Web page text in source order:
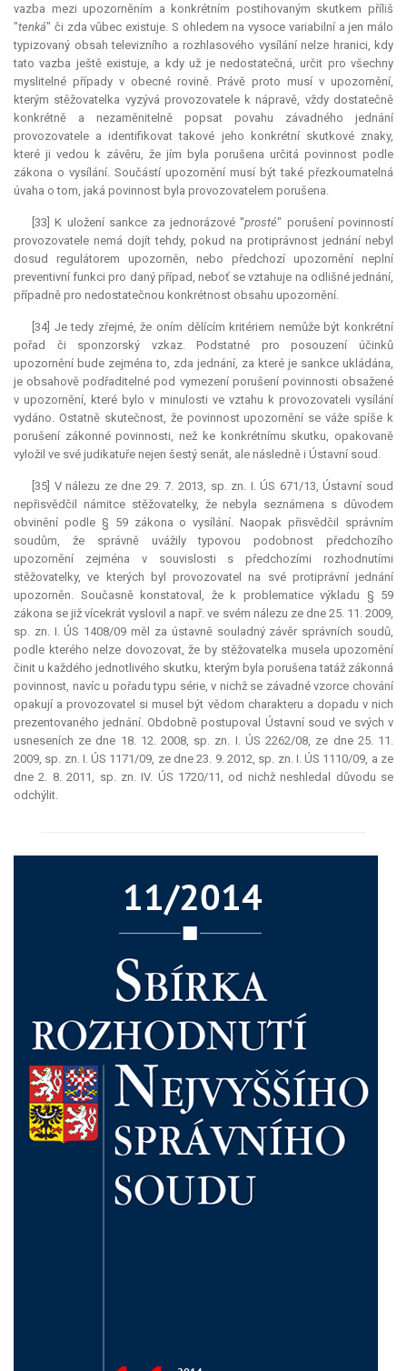
vazba mezi upozorněním a konkrétním postihovaným skutkem příliš
"tenká" či zda vůbec existuje. S ohledem na vysoce variabilní a jen málo
typizovaný obsah televizního a rozhlasového vysílání nelze hranici, kdy
tato vazba ještě existuje, a kdy už je nedostatečná, určit pro všechny
myslitelné případy v obecné rovině. Právě proto musí v upozornění,
kterým stěžovatelka vyzývá provozovatele k nápravě, vždy dostatečně
konkrétně a nezaměnitelně popsat povahu závadného jednání
provozovatele a identifikovat takové jeho konkrétní skutkové znaky,
které ji vedou k závěru, že jím byla porušena určitá povinnost podle
zákona o vysílání. Součástí upozornění musí být také přezkoumatelná
úvaha o tom, jaká povinnost byla provozovatelem porušena.
[33] K uložení sankce za jednorázové "prosté" porušení povinností
provozovatele nemá dojít tehdy, pokud na protiprávnost jednání nebyl
dosud regulátorem upozorněn, nebo předchozí upozornění neplní
preventivní funkci pro daný případ, neboť se vztahuje na odlišné jednání,
případně pro nedostatečnou konkrétnost obsahu upozornění.
[34] Je tedy zřejmé, že oním dělícím kritériem nemůže být konkrétní
pořad či sponzorský vzkaz. Podstatné pro posouzení účinků
upozornění bude zejména to, zda jednání, za které je sankce ukládána,
je obsahově podřaditelné pod vymezení porušení povinnosti obsažené
v upozornění, které bylo v minulosti ve vztahu k provozovateli vysílání
vydáno. Ostatně skutečnost, že povinnost upozornění se váže spíše k
porušení zákonné povinnosti, než ke konkrétnímu skutku, opakovaně
vyložil ve své judikatuře nejen šestý senát, ale následně i Ústavní soud.
[35] V nálezu ze dne 29. 7. 2013, sp. zn. I. ÚS 671/13, Ústavní soud
nepřisvědčil námitce stěžovatelky, že nebyla seznámena s důvodem
obvinění podle § 59 zákona o vysílání. Naopak přisvědčil správním
soudům, že správně uvážily typovou podobnost předchozího
upozornění zejména v souvislosti s předchozími rozhodnutími
stěžovatelky, ve kterých byl provozovatel na své protiprávní jednání
upozorněn. Současně konstatoval, že k problematice výkladu § 59
zákona se již vícekrát vyslovil a např. ve svém nálezu ze dne 25. 11. 2009,
sp. zn. I. ÚS 1408/09 měl za ústavně souladný závěr správních soudů,
podle kterého nelze dovozovat, že by stěžovatelka musela upozornění
činit u každého jednotlivého skutku, kterým byla porušena tatáž zákonná
povinnost, navíc u pořadu typu série, v nichž se závadné vzorce chování
opakují a provozovatel si musel být vědom charakteru a dopadu v nich
prezentovaného jednání. Obdobně postupoval Ústavní soud ve svých v
usneseních ze dne 18. 12. 2008, sp. zn. I. ÚS 2262/08, ze dne 25. 11.
2009, sp. zn. I. ÚS 1171/09, ze dne 23. 9. 2012, sp. zn. I. ÚS 1110/09, a ze
dne 2. 8. 2011, sp. zn. IV. ÚS 1720/11, od nichž neshledal důvodu se
odchýlit.